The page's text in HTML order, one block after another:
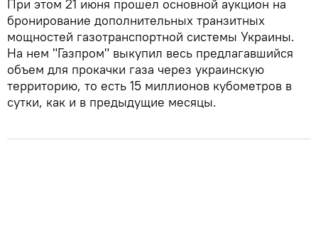
При этом 21 июня прошел основной аукцион на
бронирование дополнительных транзитных
мощностей газотранспортной системы Украины.
На нем "Газпром" выкупил весь предлагавшийся
объем для прокачки газа через украинскую
территорию, то есть 15 миллионов кубометров в
сутки, как и в предыдущие месяцы.